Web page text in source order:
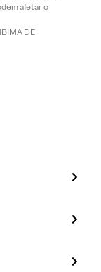
afetar o
DE